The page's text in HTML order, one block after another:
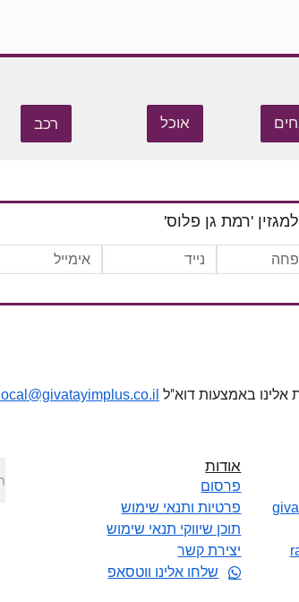
אוכל רכב
'רמת גן פלוס'
אלינו באמצעות דוא"ל local@givatayimplus.co.il
אודות
פרסום
פרטיות ותנאי שימוש
תוכן שיווקי תנאי שימוש
יצירת קשר
שלחו אלינו ווטסאפ